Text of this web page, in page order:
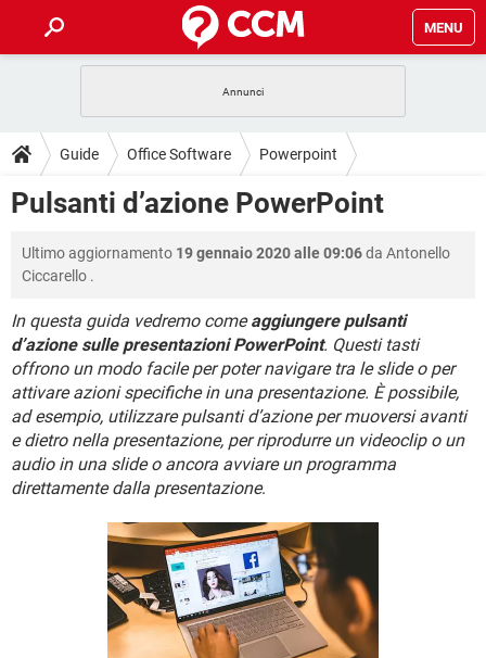
MENU
INTRATTENIMENTO ANDROID
iOS WINDOWS 10
TIKTOK
GUIDE
COVID-19
INTRATTENIMENTO ANDROID
iOS WINDOWS 10
TIKTOK FACEBOOK
HARDWARE
DOWNLOAD
INTRATTENIMENTO
INSTAGRAM WHATSAPP
TIKTOK FACEBOOK
HARDWARE
FORUM
INTRATTENIMENTO ANDROID
iOS WINDOWS 10
INSTAGRAM WHATSAPP
TIKTOK FACEBOOK
HARDWARE
COVID-19 GAMING
INTRATTENIMENTO ANDROID
iOS WINDOWS 10
INSTAGRAM
TIKTOK FACEBOOK
Guide Office Software Powerpoint
Pulsanti d’azione PowerPoint
Ultimo aggiornamento 19 gennaio 2020 alle 09:06da Antonello
Ciccarello .
In questa guida vedremo comeaggiungere pulsanti
d’azione sulle presentazioni PowerPoint. Questi tasti
offrono un modo facile per poter navigare tra le slide o per
attivare azioni specifiche in una presentazione. È possibile,
ad esempio, utilizzare pulsanti d’azione per muoversi avanti
e dietro nella presentazione, per riprodurre un videoclip o un
audio in una slide o ancora avviare un programma
direttamente dalla presentazione.